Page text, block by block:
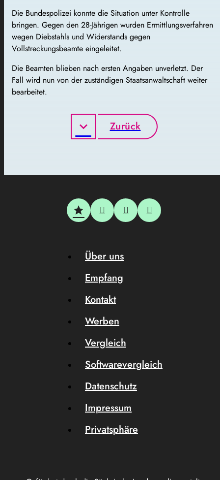
Die Bundespolizei konnte die Situation unter Kontrolle
bringen. Gegen den 28-Jährigen wurden Ermittlungsverfahren
wegen Diebstahls und Widerstands gegen
Vollstreckungsbeamte eingeleitet.
Die Beamten blieben nach ersten Angaben unverletzt. Der
Fall wird nun von der zuständigen Staatsanwaltschaft weiter
bearbeitet.
Zurück
Über uns
Empfang
Kontakt
Werben
Vergleich
Softwarevergleich
Datenschutz
Impressum
Privatsphäre